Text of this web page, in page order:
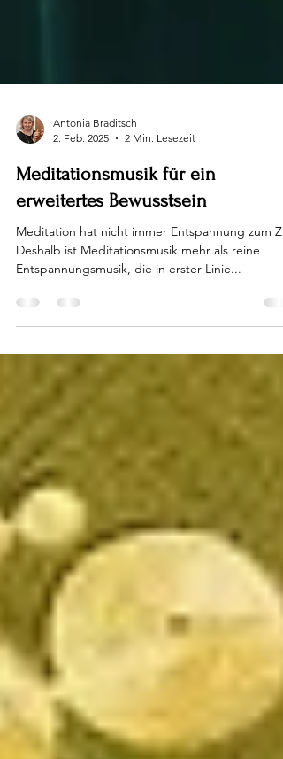
2. Feb. 2025
2 Min. Lesezeit
Meditationsmusik für ein
erweitertes Bewusstsein
Meditation hat nicht immer Entspannung zum
Entspannungsmusik, die in erster Linie...